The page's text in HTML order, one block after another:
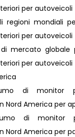
per autoveicoli
regioni mondiali
per autoveicoli
di mercato globale
per autoveicoli
di monitor
Nord America per
di monitor
Nord America per